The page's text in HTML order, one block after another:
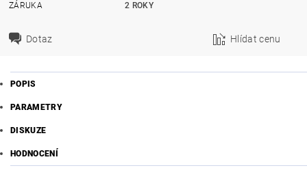
ZÁRUKA
2 ROKY
Dotaz Hlídat cenu
POPIS
PARAMETRY
DISKUZE
HODNOCENÍ